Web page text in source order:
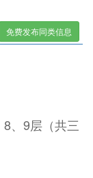
免费发布同类信息
、9层（共三